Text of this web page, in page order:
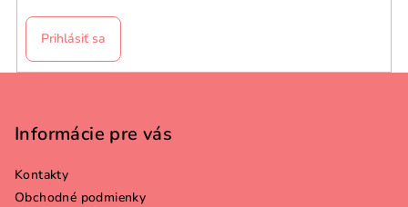
Prihlásiť sa
Informácie pre vás
Kontakty
Obchodné podmienky